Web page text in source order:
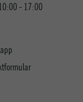
- 17:00